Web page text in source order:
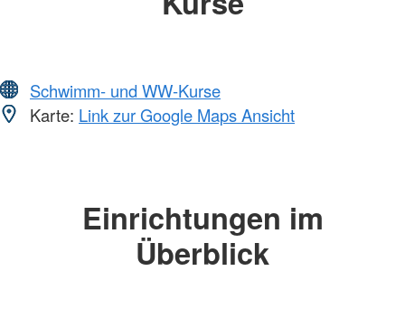
Schwimm- und WW-Kurse
Karte: Link zur Google Maps Ansicht
Einrichtungen im
Überblick